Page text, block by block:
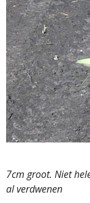
Een
7cm groot. Niet
al verdwenen